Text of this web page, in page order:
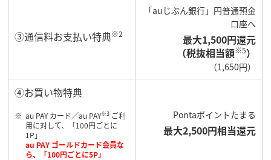
③通信料お支払い特典※2
「auじぶん銀行」円普通預金
口座へ
最大1,500円還元
（税抜相当額※5）
（1,650円）
④お買い物特典
au PAY カード／au PAY※3 ご利
用に対して、「100円ごとに
1P」
au PAY ゴールドカード会員な
ら、「100円ごとに5P」
Pontaポイントたまる
最大2,500円相当還元